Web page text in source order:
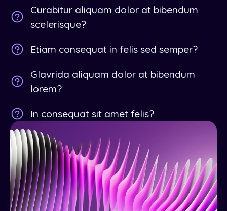
Curabitur aliquam dolor at bibendum
scelerisque?
Etiam consequat in felis sed semper?
Glavrida aliquam dolor at bibendum
lorem?
In consequat sit amet felis?